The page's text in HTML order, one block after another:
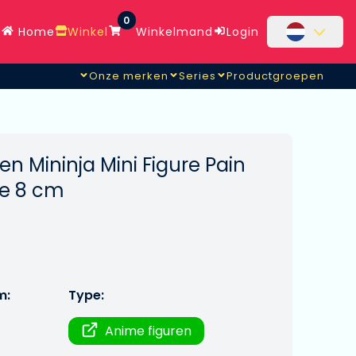
Home Winkel
0
Winkelmand Login
Onze merken Series Productgroepen
Mininja Mini Figure Pain
8 cm
Type:
Anime figuren